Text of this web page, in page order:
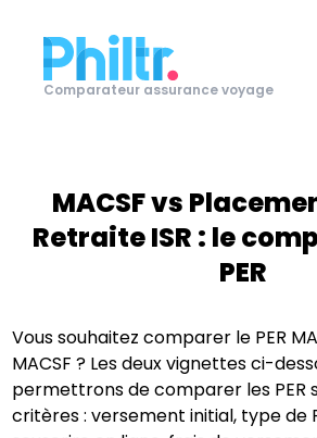
Comparateur assurance voyage
MACSFvs
Retraite ISR : le
PER
Vous souhaitez comparer le PER
MACSF ? Les deux vignettes ci-
permettrons de comparer les PER
critères : versement initial, type de